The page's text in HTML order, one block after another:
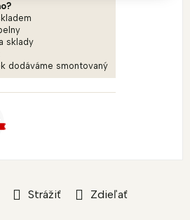
Strážiť Zdieľať
sklady
dodáváme smontovaný